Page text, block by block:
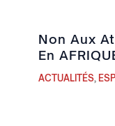
Non Aux
En
ACTUALITÉS,